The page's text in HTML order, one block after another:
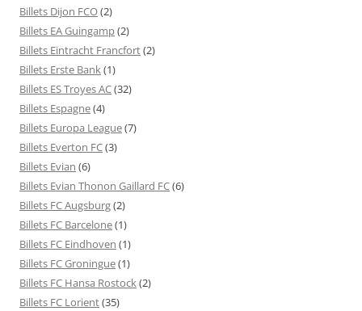
Billets Dijon FCO(2)
Billets EA Guingamp(2)
Billets Eintracht Francfort(2)
Billets Erste Bank(1)
Billets ES Troyes AC(32)
Billets Espagne(4)
Billets Europa League(7)
Billets Everton FC(3)
Billets Evian (6)
Billets Evian Thonon Gaillard FC(6)
Billets FC Augsburg(2)
Billets FC Barcelone(1)
Billets FC Eindhoven (1)
Billets FC Groningue(1)
Billets FC Hansa Rostock(2)
Billets FC Lorient(35)